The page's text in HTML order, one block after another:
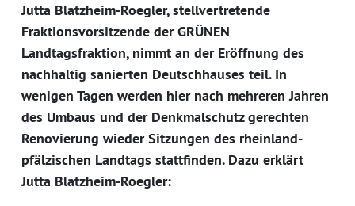
Jutta Blatzheim-Roegler, stellvertretende
Fraktionsvorsitzende der GRÜNEN
Landtagsfraktion, nimmt an der Eröffnung des
nachhaltig sanierten Deutschhauses teil. In
wenigen Tagen werden hier nach mehreren Jahren
des Umbaus und der Denkmalschutz gerechten
Renovierung wieder Sitzungen des rheinland-
pfälzischen Landtags stattfinden. Dazu erklärt
Jutta Blatzheim-Roegler: